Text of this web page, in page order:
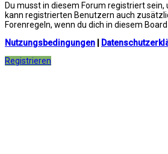
Du musst in diesem Forum registriert
kann registrierten Benutzern auch
Forenregeln, wenn du dich in diesem
Nutzungsbedingungen
Registrieren